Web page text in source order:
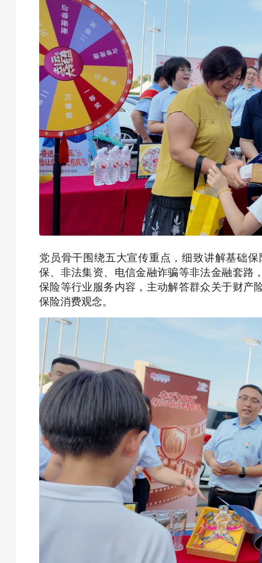
党员骨干围绕五大宣传重点，细致讲解基础
保、非法集资、电信金融诈骗等非法金融套路
保险等行业服务内容，主动解答群众关于财产
保险消费观念。